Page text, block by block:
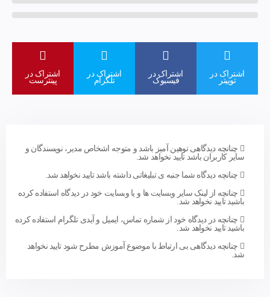
اشتراک در
توییتر
اشتراک در
فیسبوک
اشتراک در
تلگرام
اشتراک در
پینترست
چنانچه دیدگاهی توهین آمیز باشد و متوجه اشخاص مدیر، نویسندگان و
سایر کاربران باشد تایید نخواهد شد.
چنانچه دیدگاه شما جنبه ی تبلیغاتی داشته باشد تایید نخواهد شد.
چنانچه از لینک سایر وبسایت ها و یا وبسایت خود در دیدگاه استفاده کرده
باشید تایید نخواهد شد.
چنانچه در دیدگاه خود از شماره تماس، ایمیل و آیدی تلگرام استفاده کرده
باشید تایید نخواهد شد.
چنانچه دیدگاهی بی ارتباط با موضوع آموزش مطرح شود تایید نخواهد
شد.